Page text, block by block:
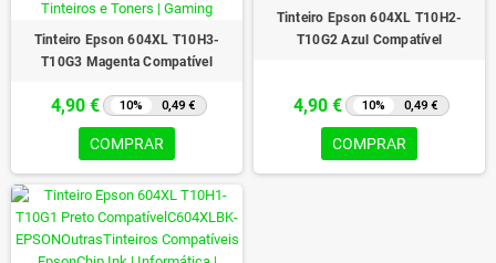
Tinteiro Epson 604XL T10H3-
T10G3 Magenta Compatível
4,90 € 10% 0,49 €
COMPRAR
Tinteiro Epson 604XL T10H2-
T10G2 Azul Compatível
4,90 € 10% 0,49 €
COMPRAR